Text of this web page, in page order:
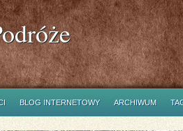
BLOG INTERNETOWY ARCHIWUM